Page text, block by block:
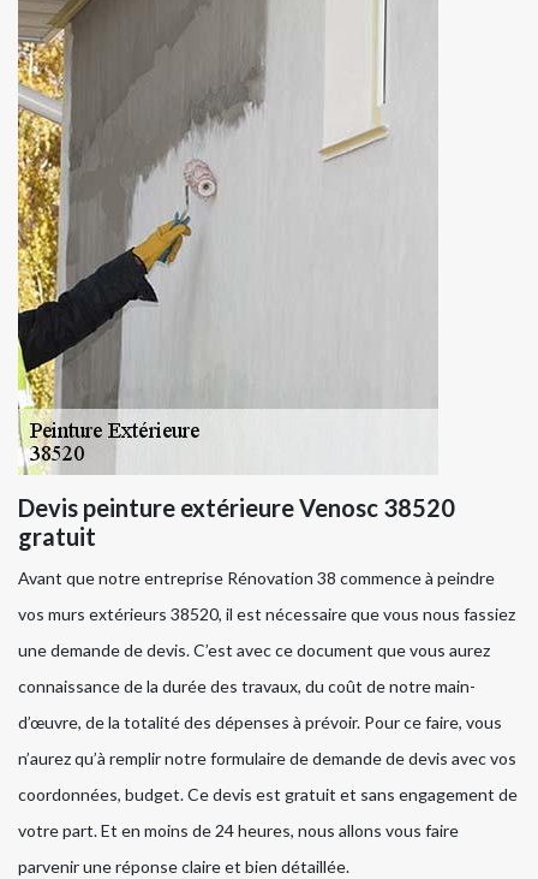
Devis peinture extérieure Venosc 38520
gratuit
Avant que notre entreprise Rénovation 38 commence à peindre
vos murs extérieurs 38520, il est nécessaire que vous nous fassiez
une demande de devis. C’est avec ce document que vous aurez
connaissance de la durée des travaux, du coût de notre main-
d’œuvre, de la totalité des dépenses à prévoir. Pour ce faire, vous
n’aurez qu’à remplir notre formulaire de demande de devis avec vos
coordonnées, budget. Ce devis est gratuit et sans engagement de
votre part. Et en moins de 24 heures, nous allons vous faire
parvenir une réponse claire et bien détaillée.